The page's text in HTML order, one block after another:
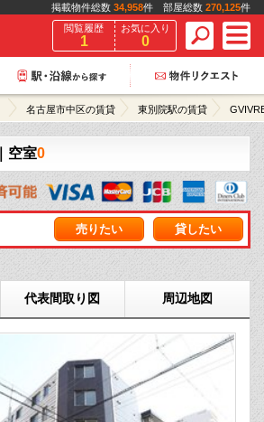
掲載物件総数 34,958件 部屋総数 270,125件
閲覧履歴
1
お気に入り
0
名古屋市中区の賃貸 東別院駅の賃貸
｜空室0
売りたい 貸したい
代表間取り図 周辺地図